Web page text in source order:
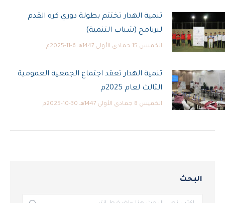
تنمية الهدار تختتم بطولة دوري كرة القدم
لبرنامج (شباب التنمية)
الخميس 15 جمادى الأولى 1447هـ 6-11-2025م
تنمية الهدار تعقد اجتماع الجمعية العمومية
الثالث لعام 2025م
الخميس 8 جمادى الأولى 1447هـ 30-10-2025م
البحث
بحث: